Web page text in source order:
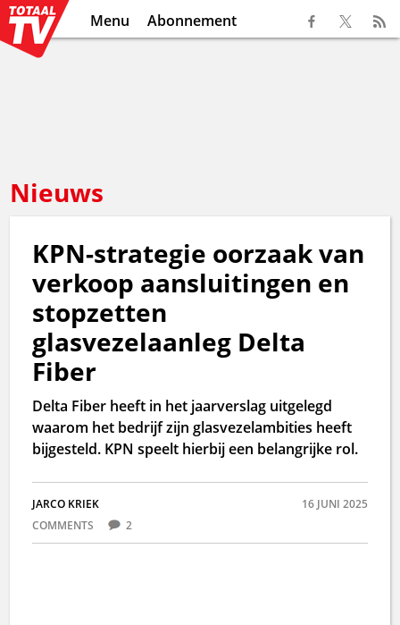
Menu Abonnement
Nieuws
KPN-strategie oorzaak van
verkoop aansluitingen en
stopzetten
glasvezelaanleg Delta
Fiber
Delta Fiber heeft in het jaarverslag uitgelegd
waarom het bedrijf zijn glasvezelambities heeft
bijgesteld. KPN speelt hierbij een belangrijke rol.
JARCO KRIEK
16 JUNI 2025
COMMENTS
2